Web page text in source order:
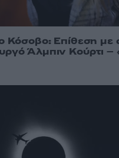
Κόσοβο: Επίθεση με
Άλμπιν Κούρτι –